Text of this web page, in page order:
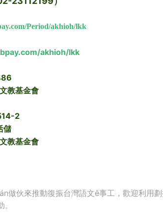
Period/akhioh/lkk
akhioh/lkk
教基金會
2
儲
教基金會
做伙來推動復振台灣語文ê事工，歡迎利用